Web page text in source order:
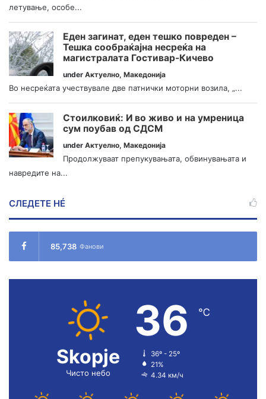
летување, особе...
Еден загинат, еден тешко повреден –
Тешка сообраќајна несреќа на
магистралата Гостивар-Кичево
under Актуелно, Македонија
Во несреќата учествувале две патнички моторни возила, „...
Стоилковиќ: И во живо и на умреница
сум поубав од СДСМ
under Актуелно, Македонија
Продолжуваат препукувањата, обвинувањата и
навредите на...
СЛЕДЕТЕ НÉ
85,738 Фанови
Skopje
Чисто небо
36 ℃
36º - 25º
21%
4.34 км/ч